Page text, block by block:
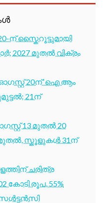
ന് സ്കൈറൂട്ടുമായി
2027 മുതൽ വിക്രം
20ന് ‘ഐ ആം
21ന്
13 മുതൽ 20
മുതൽ, സ്കൂളുകൾ 31ന്
ചരിത്ര
കോടി രൂപ, 55%